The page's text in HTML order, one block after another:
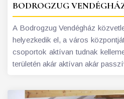
BODROGZUG
A Bodrogzug Vendégház
helyezkedik el, a város
csoportok aktívan tudnak
területén akár aktívan akár